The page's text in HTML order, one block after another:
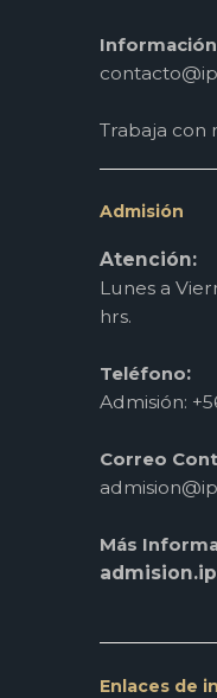
Información
Trabaja con
Admisión
Atención:
Lunes a
hrs.
Teléfono:
Admisión:
Correo
Más
Enlaces de